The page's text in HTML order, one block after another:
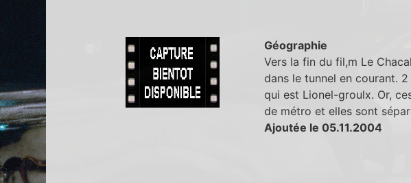
Géographie
Vers la fin du fil,m Le
dans le tunnel en courant.
qui est Lionel-groulx. Or,
de métro et elles sont
Ajoutée le 05.11.2004